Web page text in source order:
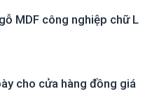
MDF công nghiệp chữ L
cho cửa hàng đồng giá